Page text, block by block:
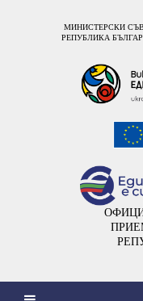
МИНИСТЕРСКИ
РЕПУБЛИКА